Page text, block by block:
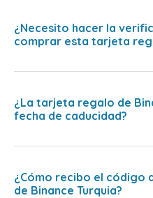
¿Necesito hacer la
comprar esta tarjeta
¿La tarjeta regalo de
fecha de caducidad?
¿Cómo recibo el código
de Binance Turquia?